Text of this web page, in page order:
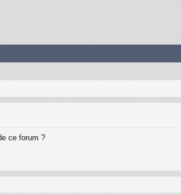
ce forum ?